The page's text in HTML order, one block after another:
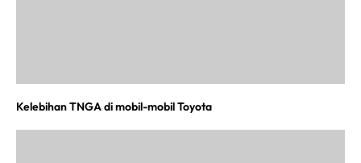
Kelebihan TNGA di mobil-mobil Toyota